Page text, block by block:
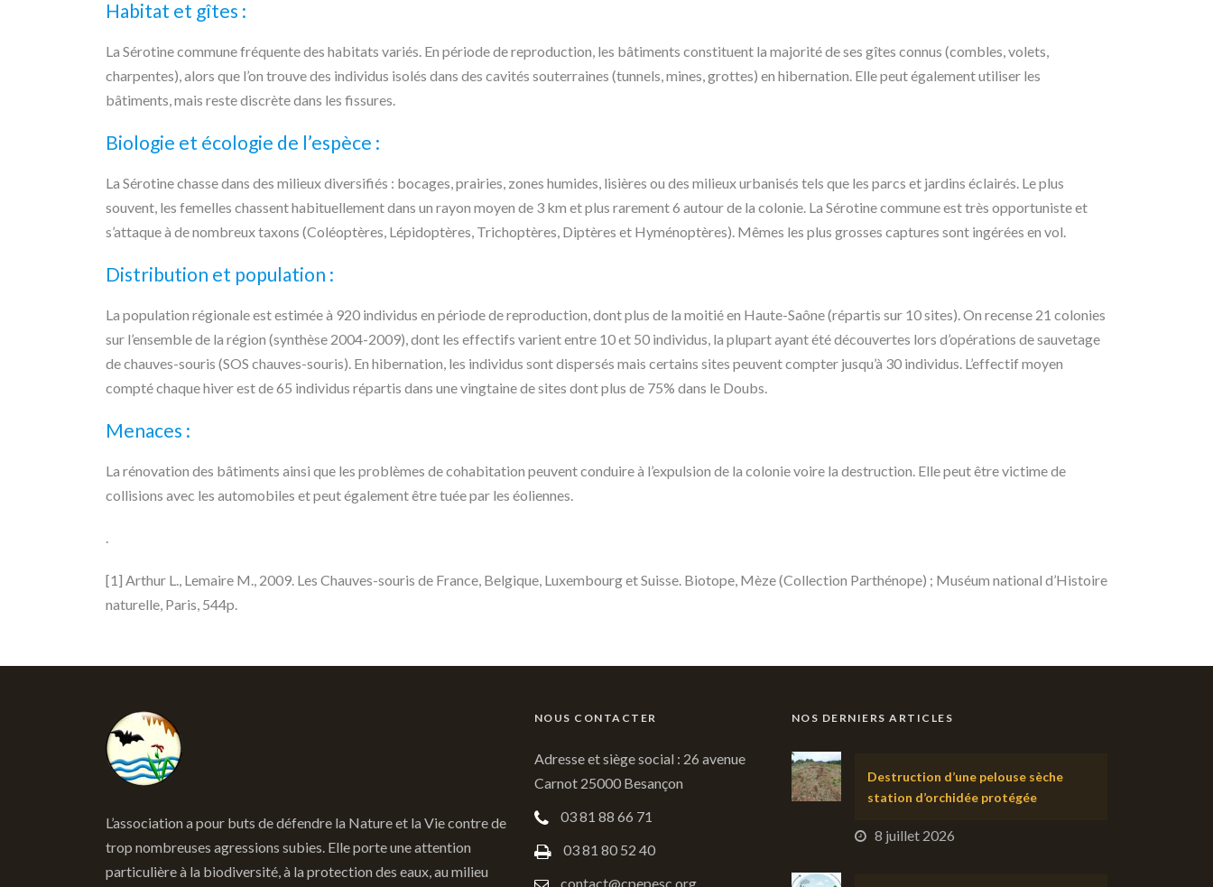
Habitat et gîtes :
La Sérotine commune fréquente des habitats variés. En période de reproduction, les bâtiments constituent la majorité de ses gîtes connus (combles, volets,
charpentes), alors que l’on trouve des individus isolés dans des cavités souterraines (tunnels, mines, grottes) en hibernation. Elle peut également utiliser les
bâtiments, mais reste discrète dans les fissures.
Biologie et écologie de l’espèce :
La Sérotine chasse dans des milieux diversifiés : bocages, prairies, zones humides, lisières ou des milieux urbanisés tels que les parcs et jardins éclairés. Le plus
souvent, les femelles chassent habituellement dans un rayon moyen de 3 km et plus rarement 6 autour de la colonie. La Sérotine commune est très opportuniste et
s’attaque à de nombreux taxons (Coléoptères, Lépidoptères, Trichoptères, Diptères et Hyménoptères). Mêmes les plus grosses captures sont ingérées en vol.
Distribution et population :
La population régionale est estimée à 920 individus en période de reproduction, dont plus de la moitié en Haute-Saône (répartis sur 10 sites). On recense 21 colonies
sur l’ensemble de la région (synthèse 2004-2009), dont les effectifs varient entre 10 et 50 individus, la plupart ayant été découvertes lors d’opérations de sauvetage
de chauves-souris (SOS chauves-souris). En hibernation, les individus sont dispersés mais certains sites peuvent compter jusqu’à 30 individus. L’effectif moyen
compté chaque hiver est de 65 individus répartis dans une vingtaine de sites dont plus de 75% dans le Doubs.
Menaces :
La rénovation des bâtiments ainsi que les problèmes de cohabitation peuvent conduire à l’expulsion de la colonie voire la destruction. Elle peut être victime de
collisions avec les automobiles et peut également être tuée par les éoliennes.
.
[1] Arthur L., Lemaire M., 2009. Les Chauves-souris de France, Belgique, Luxembourg et Suisse. Biotope, Mèze (Collection Parthénope) ; Muséum national d’Histoire
naturelle, Paris, 544p.
L’association a pour buts de défendre la Nature et la Vie contre de
trop nombreuses agressions subies. Elle porte une attention
particulière à la biodiversité, à la protection des eaux, au milieu
NOUS CONTACTER
Adresse et siège social : 26 avenue
Carnot 25000 Besançon
03 81 88 66 71
03 81 80 52 40
contact@cpepesc.org
NOS DERNIERS ARTICLES
Destruction d’une pelouse sèche
station d’orchidée protégée
8 juillet 2026